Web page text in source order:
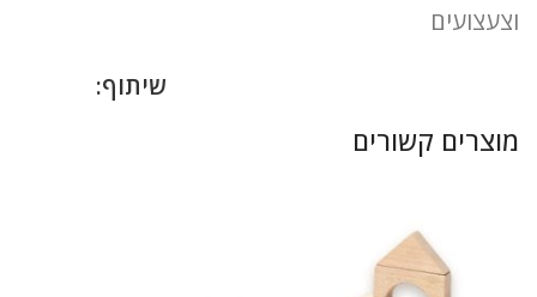
וצעצועים
שיתוף:
מוצרים קשורים